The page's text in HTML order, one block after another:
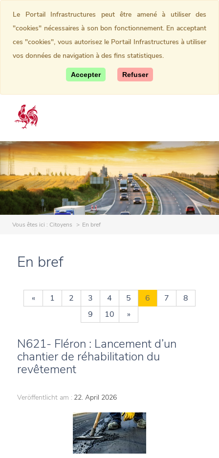
Vous êtes ici : Citoyens En bref
En bref
« 1 2 3 4 5 6 7
8
9
10 »
N621- Fléron : Lancement d’un
chantier de réhabilitation du
revêtement
Veröffentlicht am : 22. April 2026
Le Portail Infrastructures peut être amené à utiliser des
"cookies" nécessaires à son bon fonctionnement. En acceptant
ces "cookies", vous autorisez le Portail Infrastructures à utiliser
vos données de navigation à des fins statistiques.
Accepter Refuser